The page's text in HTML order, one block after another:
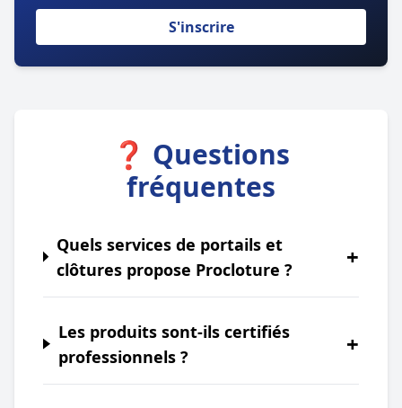
S'inscrire
❓ Questions
fréquentes
Quels services de portails et
clôtures propose Procloture ?
+
Les produits sont-ils certifiés
professionnels ?
+